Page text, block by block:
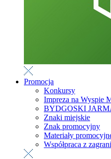
Promocja
Konkursy
Impreza na Wyspie
BYDGOSKI
Znaki miejskie
Znak promocyjny
Materiały
Współpraca z